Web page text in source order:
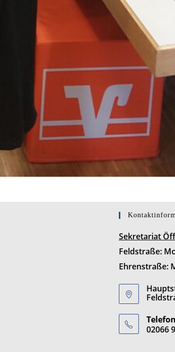
Sekretariat
Feldstraße:
Ehrenstraße:
02066